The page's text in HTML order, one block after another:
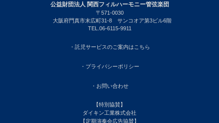
公益財団法人 関西フィルハーモニー管弦楽団
〒571-0030
大阪府門真市末広町31-8 サンコオア第3ビル6階
TEL.06-6115-9911
・託児サービスのご案内はこちら
・プライバシーポリシー
・お問い合わせ
【特別協賛】
ダイキン工業株式会社
【定期演奏会広告協賛】